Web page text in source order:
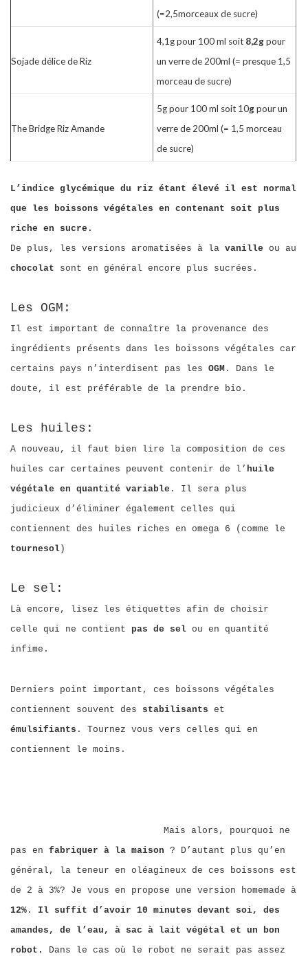
(=2,5morceaux de sucre)
Sojade délice de Riz
4,1g pour 100 ml soit 8,2gpour
un verre de 200ml (= presque 1,5
morceau de sucre)
The Bridge Riz Amande
5g pour 100 ml soit 10gpour un
verre de 200ml (= 1,5 morceau
de sucre)
L’indice glycémique du riz étant élevé il est normal
que les boissons végétales en contenant soit plus
riche en sucre.
De plus, les versions aromatisées à la vanille ou au
chocolat sont en général encore plus sucrées.
Les OGM:
Il est important de connaître la provenance des
ingrédients présents dans les boissons végétales car
certains pays n’interdisent pas les OGM . Dans le
doute, il est préférable de la prendre bio.
Les huiles:
A nouveau, il faut bien lire la composition de ces
huiles car certaines peuvent contenir de l’ huile
végétale en quantité variable . Il sera plus
judicieux d’éliminer également celles qui
contiennent des huiles riches en omega 6 (comme le
tournesol )
Le sel:
Là encore, lisez les étiquettes afin de choisir
celle qui ne contient pas de sel ou en quantité
infime.
Derniers point important, ces boissons végétales
contiennent souvent des stabilisants et
émulsifiants . Tournez vous vers celles qui en
contiennent le moins.
Mais alors, pourquoi ne
pas en fabriquer à la maison ? D’autant plus qu’en
général, la teneur en oléagineux de ces boissons est
de 2 à 3%? Je vous en propose une version homemade à
12% .
Il suffit d’avoir 10 minutes devant soi, des
amandes, de l’eau, à sac à lait végétal et un bon
robot. Dans le cas où le robot ne serait pas assez